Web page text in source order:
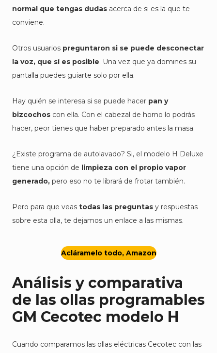
normal que tengas dudas acerca de si es la que te
conviene.
Otros usuarios preguntaron si se puede desconectar
la voz, que sí es posible. Una vez que ya domines su
pantalla puedes guiarte solo por ella.
Hay quién se interesa si se puede hacer pan y
bizcochos con ella. Con el cabezal de horno lo podrás
hacer, peor tienes que haber preparado antes la masa.
¿Existe programa de autolavado? Si, el modelo H Deluxe
tiene una opción de limpieza con el propio vapor
generado, pero eso no te librará de frotar también.
Pero para que veas todas las preguntas y respuestas
sobre esta olla, te dejamos un enlace a las mismas.
Acláramelo todo, Amazon
Análisis y comparativa
de las ollas programables
GM Cecotec modelo H
Cuando comparamos las ollas eléctricas Cecotec con las